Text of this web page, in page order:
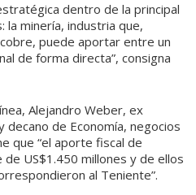
dentro de la principal
la minería, industria que,
puede aportar entre un
de forma directa”, consigna
Alejandro Weber, ex
de Economía, negocios
que “el aporte fiscal de
US$1.450 millones y de ellos
al Teniente”.